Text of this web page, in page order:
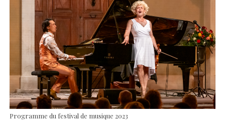
Programme du festival de musique 2023